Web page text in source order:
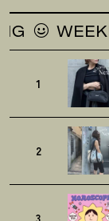
WEEKLY
1
2